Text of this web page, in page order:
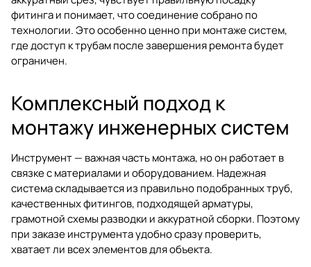
фитинга и понимает, что соединение собрано по
технологии. Это особенно ценно при монтаже систем,
где доступ к трубам после завершения ремонта будет
ограничен.
Комплексный подход к
монтажу инженерных систем
Инструмент — важная часть монтажа, но он работает в
связке с материалами и оборудованием. Надежная
система складывается из правильно подобранных труб,
качественных фитингов, подходящей арматуры,
грамотной схемы разводки и аккуратной сборки. Поэтому
при заказе инструмента удобно сразу проверить,
хватает ли всех элементов для объекта.